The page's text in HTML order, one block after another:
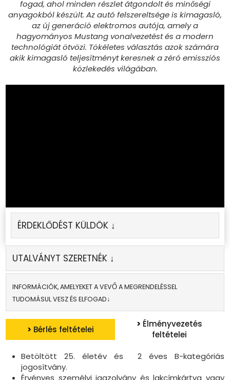
fogad, ahol minden részlet átgondolt és minőségi
anyagokból készült. Az autó felszereltsége is kimagasló,
az új generáció elektromos autója, amely a
hagyományos Mustang vonalvezetést és a modern
technológiát ötvözi. Tökéletes választás azok számára
akik kimagasló teljesítményt keresnek a zéró emissziós
közlekedés világában.
ÉRDEKLŐDÉST KÜLDÖK ↓
UTALVÁNYT SZERETNÉK ↓
INFORMÁCIÓK, AMELYEKET A VEVŐ A MEGRENDELÉSSEL
TUDOMÁSUL VESZ ÉS ELFOGAD↓
> Bérlés feltételei > Élményvezetés
feltételei
Betöltött 25. életév és 2 éves B-kategóriás
jogosítvány.
Érvényes személyi igazolvány és lakcímkártya vagy